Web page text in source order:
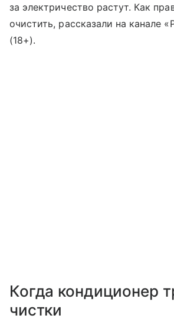
за электричество растут. Как
очистить, рассказали на канале
(18+).
Когда кондиционер
чистки